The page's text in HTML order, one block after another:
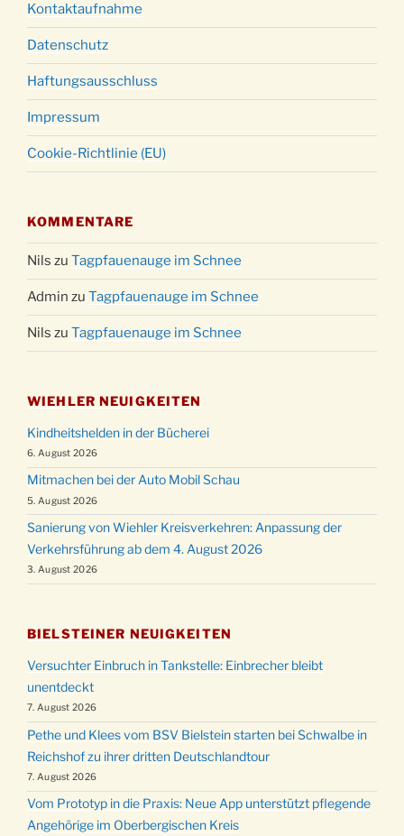
Kontaktaufnahme
Datenschutz
Haftungsausschluss
Impressum
Cookie-Richtlinie (EU)
KOMMENTARE
Nils zu Tagpfauenauge im Schnee
Admin zu Tagpfauenauge im Schnee
Nils zu Tagpfauenauge im Schnee
WIEHLER NEUIGKEITEN
Kindheitshelden in der Bücherei
6. August 2026
Mitmachen bei der Auto Mobil Schau
5. August 2026
Sanierung von Wiehler Kreisverkehren: Anpassung der
Verkehrsführung ab dem 4. August 2026
3. August 2026
BIELSTEINER NEUIGKEITEN
Versuchter Einbruch in Tankstelle: Einbrecher bleibt
unentdeckt
7. August 2026
Pethe und Klees vom BSV Bielstein starten bei Schwalbe in
Reichshof zu ihrer dritten Deutschlandtour
7. August 2026
Vom Prototyp in die Praxis: Neue App unterstützt pflegende
Angehörige im Oberbergischen Kreis